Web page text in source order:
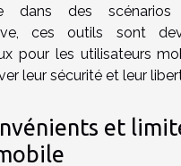
dans des scénarios
ces outils sont
pour les utilisateurs
leur sécurité et leur
et